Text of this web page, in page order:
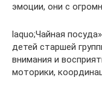
эмоции, они с
laquo;Чайная
детей старшей
вни­мания и
моторики,